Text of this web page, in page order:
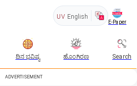
UV English
E-Paper
ದಿನ ಭವಿಷ್ಯ ಹೊಂಗಿರಣ Search
ADVERTISEMENT